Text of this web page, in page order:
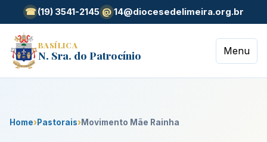
☎(19) 3541-2145 @ 14@diocesedelimeira.org.br
BASÍLICA
N. Sra. do Patrocínio Menu
Home›Pastorais›Movimento Mãe Rainha